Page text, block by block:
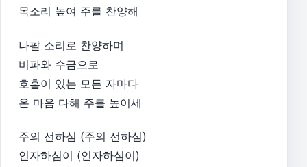
목소리 높여 주를 찬양해
나팔 소리로 찬양하며
비파와 수금으로
호흡이 있는 모든 자마다
온 마음 다해 주를 높이세
주의 선하심 (주의 선하심)
인자하심이 (인자하심이)